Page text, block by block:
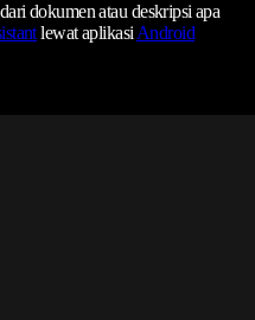
dokumen atau deskripsi apa
lewat aplikasiAndroid